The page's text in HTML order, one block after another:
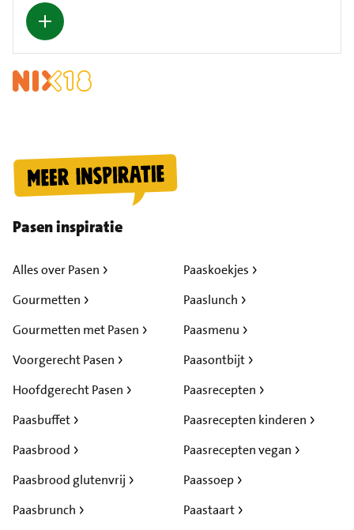
Pasen inspiratie
Alles over Pasen
Gourmetten
Gourmetten met Pasen
Voorgerecht Pasen
Hoofdgerecht Pasen
Paasbuffet
Paasbrood
Paasbrood glutenvrij
Paasbrunch
Paaskoekjes
Paaslunch
Paasmenu
Paasontbijt
Paasrecepten
Paasrecepten kinderen
Paasrecepten vegan
Paassoep
Paastaart